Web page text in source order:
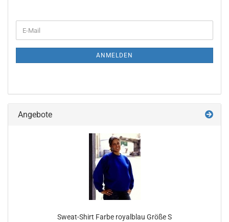
ZUR
E-
Mail
ANMELDEN
Angebote
Sweat-Shirt Farbe royalblau Größe S